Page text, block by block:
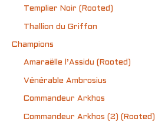
Templier Noir (Rooted)
Thallion du Griffon
Champions
Amaraëlle l’Assidu (Rooted)
Vénérable Ambrosius
Commandeur Arkhos
Commandeur Arkhos (2) (Rooted)